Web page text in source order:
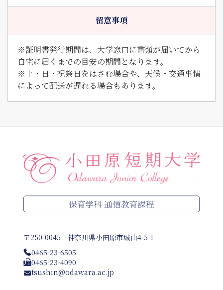
留意事項
※証明書発行期間は、大学窓口に書類が届いてから
自宅に届くまでの目安の期間となります。
※土・日・祝祭日をはさむ場合や、天候・交通事情
によって配送が遅れる場合もあります。
〒250-0045 神奈川県小田原市城山4-5-1
0465-23-6505
0465-23-4090
tsushin@odawara.ac.jp